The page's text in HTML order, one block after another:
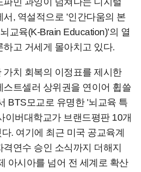
서, 역설적으로 '인간다움의 본
교육(K-Brain Education)'의 열
고 거세게 몰아치고 있다.
가치 회복의 이정표를 제시한
스트셀러 상위권을 연이어 휩쓸
BTS모교로 유명한 '뇌교육 특
이버대학교가 브랜드평판 10개
. 여기에 최근 미국 공교육계
연수 승인 소식까지 더해지
아시아를 넘어 전 세계로 확산